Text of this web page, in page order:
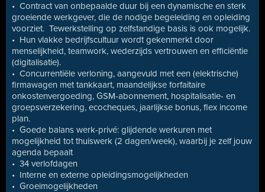
• Contract van onbepaalde duur bij een dynamische en sterk
groeiende werkgever, die de nodige begeleiding en opleiding
voorziet. Tewerkstelling op zelfstandige basis is ook mogelijk.
• Hun vlakke bedrijfscultuur wordt gekenmerkt door
menselijkheid, teamwork, wederzijds vertrouwen en efficiëntie
(digitalisatie).
• Concurrentiële verloning, aangevuld met een (elektrische)
firmawagen met tankkaart, maandelijkse forfaitaire
onkostenvergoeding, GSM-abonnement, hospitalisatie- en
groepsverzekering, ecocheques, jaarlijkse bonus, flex income
plan.
• Goede balans werk-privé: glijdende werkuren met
mogelijkheid tot thuiswerk (2 dagen/week), waarbij je zelf jouw
agenda bepaalt
• 34 verlofdagen
• Interne en externe opleidingsmogelijkheden
• Groeimogelijkheden